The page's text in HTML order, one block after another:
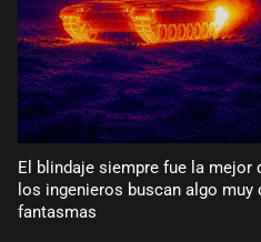
El blindaje siempre fue la mejor
los ingenieros buscan algo
fantasmas